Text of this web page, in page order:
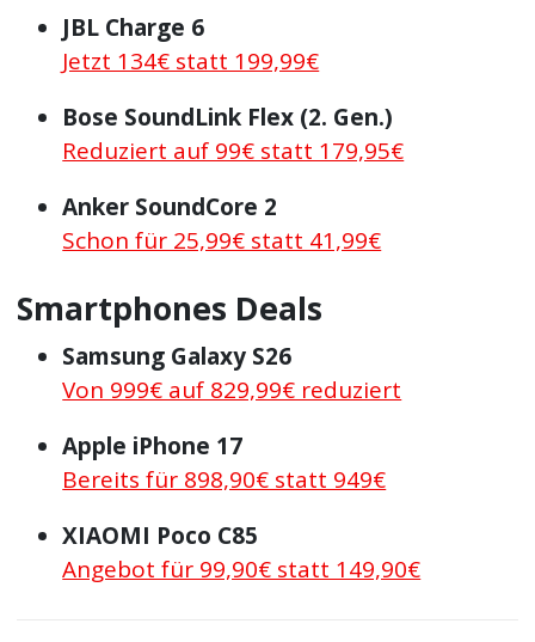
JBL Charge 6
Jetzt 134€ statt 199,99€
Bose SoundLink Flex (2. Gen.)
Reduziert auf 99€ statt 179,95€
Anker SoundCore 2
Schon für 25,99€ statt 41,99€
Smartphones Deals
Samsung Galaxy S26
Von 999€ auf 829,99€ reduziert
Apple iPhone 17
Bereits für 898,90€ statt 949€
XIAOMI Poco C85
Angebot für 99,90€ statt 149,90€